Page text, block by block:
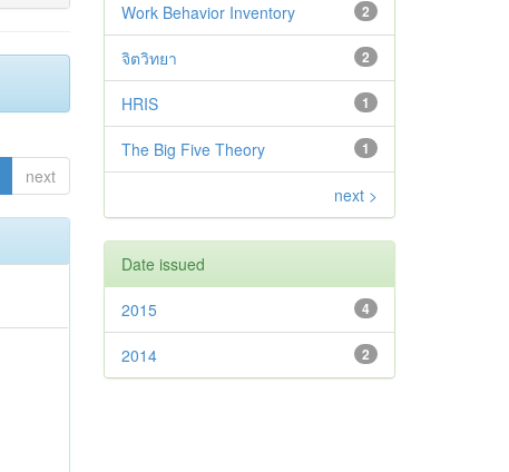
next
2
Work Behavior Inventory
2
จิตวิทยา
1
HRIS
1
The Big Five Theory
next >
Date issued
4
2015
2
2014